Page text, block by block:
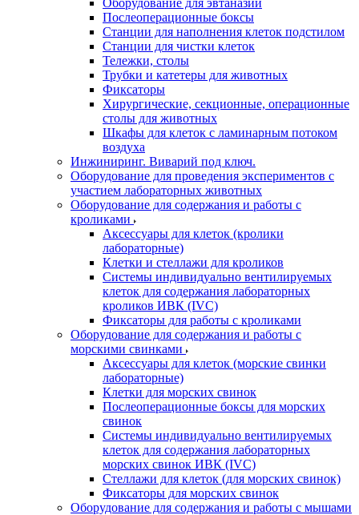
Оборудование для эвтаназии
Послеоперационные боксы
Станции для наполнения клеток подстилом
Станции для чистки клеток
Тележки, столы
Трубки и катетеры для животных
Фиксаторы
Хирургические, секционные, операционные
столы для животных
Шкафы для клеток с ламинарным потоком
воздуха
Инжиниринг. Виварий под ключ.
Оборудование для проведения экспериментов с
участием лабораторных животных
Оборудование для содержания и работы с
кроликами
Аксессуары для клеток (кролики
лабораторные)
Клетки и стеллажи для кроликов
Системы индивидуально вентилируемых
клеток для содержания лабораторных
кроликов ИВК (IVC)
Фиксаторы для работы с кроликами
Оборудование для содержания и работы с
морскими свинками
Аксессуары для клеток (морские свинки
лабораторные)
Клетки для морских свинок
Послеоперационные боксы для морских
свинок
Системы индивидуально вентилируемых
клеток для содержания лабораторных
морских свинок ИВК (IVC)
Стеллажи для клеток (для морских свинок)
Фиксаторы для морских свинок
Оборудование для содержания и работы с мышами